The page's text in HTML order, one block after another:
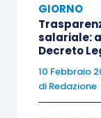
GIORNO
salariale:
Decreto
10 Febbraio
di Redazione